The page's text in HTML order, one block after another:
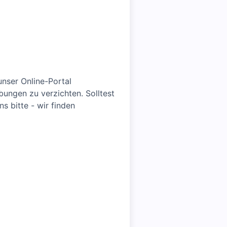
Online-Portal
zu verzichten. Solltest
bitte - wir finden